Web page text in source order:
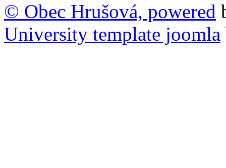
© Obec Hrušová, powered
University template joomla